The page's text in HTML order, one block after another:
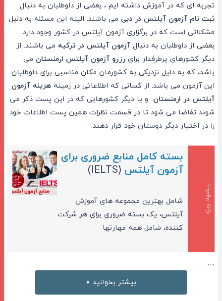
تجربه ای که در آموزش داشته ایم ، بعضی از داوطلبان به دنبال
ثبت نام آزمون آیلتس در دبی می باشند. البته این مسئله به دلیل
مشکلاتی است که در برگزاری آزمون آیلتس در کشور وجود دارد.
بعضی از داوطلبان به دنبالآزمون آیلتس در ترکیه می باشند. از
دیگر کشورهای پرطرفدار برایرزرو آزمون آیلتس ارمنستان می
باشد، که به دلیل نزدیکی به کشورمان مکان مناسبی برای داوطلبان
این آزمون می باشد. از کسانی که اطلاعاتی در زمینههزینه آزمون
آیلتس در ارمنستان و یا دیگر کشورهایی که در این پست ذکر می
شوند تفاضا می شود تا در قسمت نظرات همین پست اطلاعات خود
را در اختیار دیگر دوستان خود قرار دهند.
پیشنهاد ویژه
بسته کامل منابع ضروری برای
آزمون آیلتس (IELTS)
شامل بهترین مجموعه های آموزش
آیلتس، یک بسته ضروری برای هر شرکت
کننده، شامل همه مهارتها
…
راهنمای
آزمون
بیشتر بخوانید »